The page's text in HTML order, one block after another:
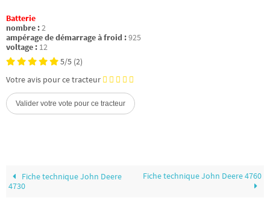
Batterie
nombre :2
ampérage de démarrage à froid :925
voltage : 12
5/5 (2)
Votre avis pour ce tracteur
Fiche technique John Deere
4730
Fiche technique John Deere 4760